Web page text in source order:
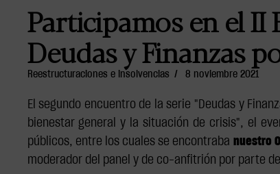
Participamos en el
Deudas y Finanzas
Reestructuraciones e insolvencias / 8 noviembre 2021
El segundo encuentro de la serie "Deudas y
bienestar general y la situación de crisis", el
públicos, entre los cuales se encontraba nuestro
moderador del panel y de co-anfitrión por parte